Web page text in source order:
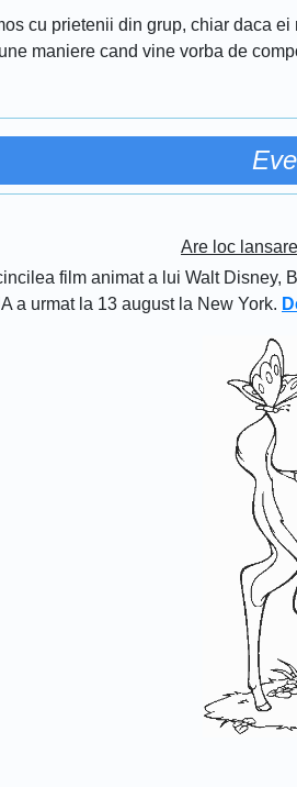
cu prietenii din grup, chiar daca
maniere cand vine vorba de
Are loc
film animat a lui Walt
a urmat la 13 august la New York.